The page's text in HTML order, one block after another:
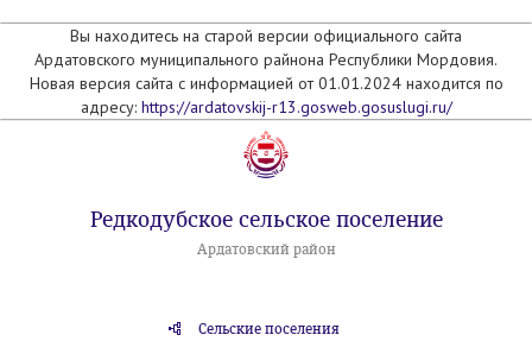
Вы находитесь на старой версии официального сайта
Ардатовского муниципального райнона Республики Мордовия.
Новая версия сайта с информацией от 01.01.2024 находится по
адресу: https://ardatovskij-r13.gosweb.gosuslugi.ru/
Редкодубское сельское поселение
Ардатовский район
Сельские поселения